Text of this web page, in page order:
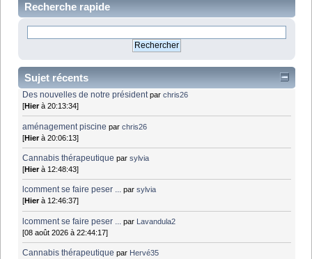
Recherche rapide
Sujet récents
Des nouvelles de notre président parchris26
[Hierà 20:13:34]
aménagement piscine parchris26
[Hierà 20:06:13]
Cannabis thérapeutique parsylvia
[Hierà 12:48:43]
lcomment se faire peser ... parsylvia
[Hierà 12:46:37]
lcomment se faire peser ... par Lavandula2
[08 août 2026 à 22:44:17]
Cannabis thérapeutique par Hervé35